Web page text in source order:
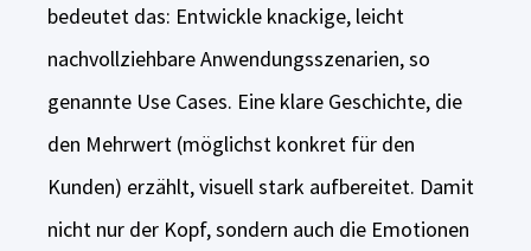
bedeutet das: Entwickle knackige, leicht
nachvollziehbare Anwendungsszenarien, so
genannte Use Cases. Eine klare Geschichte, die
den Mehrwert (möglichst konkret für den
Kunden) erzählt, visuell stark aufbereitet. Damit
nicht nur der Kopf, sondern auch die Emotionen